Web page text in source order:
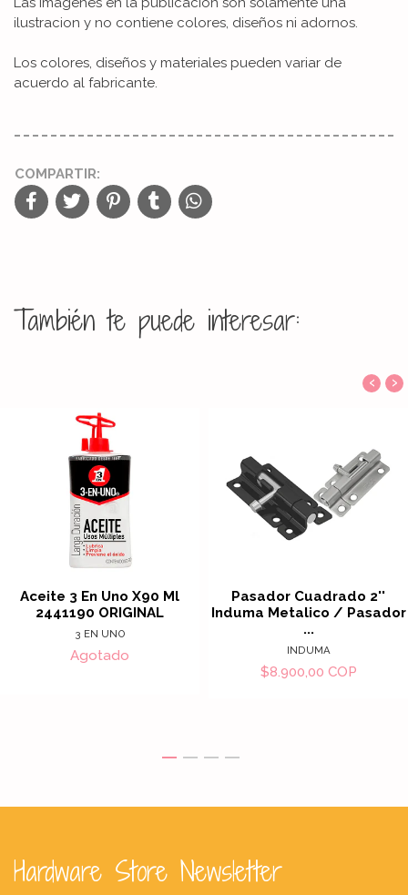
ilustracion y no contiene colores, diseños ni adornos.
Los colores, diseños y materiales pueden variar de
acuerdo al fabricante.
COMPARTIR:
También te puede interesar:
Aceite 3 En Uno X90 Ml
2441190 ORIGINAL
3 EN UNO
Agotado
Pasador Cuadrado 2''
Induma Metalico / Pasador
...
INDUMA
$8.900,00 COP
‹ ›
Hardware Store Newsletter